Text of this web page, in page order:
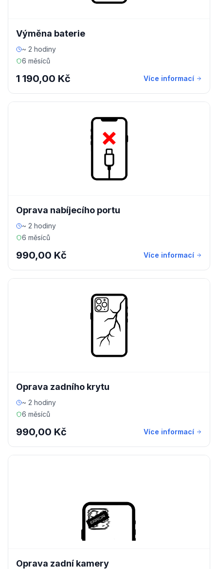
Výměna baterie
~ 2 hodiny
6 měsíců
1 190,00 Kč Více informací
Oprava nabíjecího portu
~ 2 hodiny
6 měsíců
990,00 Kč Více informací
Oprava zadního krytu
~ 2 hodiny
6 měsíců
990,00 Kč Více informací
Oprava zadní kamery